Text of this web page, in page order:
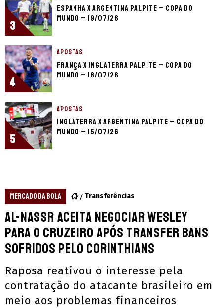
3
Espanha x Argentina palpite – Copa do
Mundo – 19/07/26
4
APOSTAS
França x Inglaterra palpite – Copa do
Mundo – 18/07/26
5
APOSTAS
Inglaterra x Argentina palpite – Copa do
Mundo – 15/07/26
MERCADO DA BOLA Transferências
Al-Nassr aceita negociar Wesley
para o Cruzeiro após transfer bans
sofridos pelo Corinthians
Raposa reativou o interesse pela
contratação do atacante brasileiro em
meio aos problemas financeiros